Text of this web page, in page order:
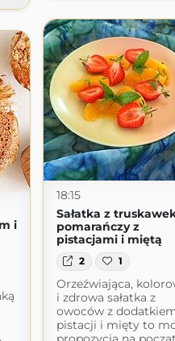
18:15
Sałatka z
pomarańczy z
pistacjami i miętą
2 1
Orzeźwiająca,
i zdrowa sałatka z
owoców z
pistacji i mięty to
i